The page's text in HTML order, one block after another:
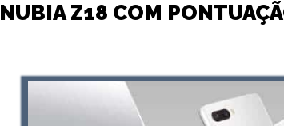
NUBIA Z18 COM